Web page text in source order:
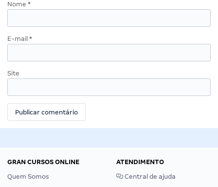
Nome *
E-mail *
Site
GRAN CURSOS ONLINE
Quem Somos
ATENDIMENTO
Central de ajuda